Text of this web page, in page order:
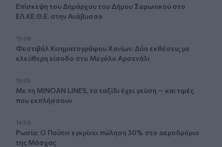
Επίσκεψη του Δημάρχου του Δήμου Σαρωνικού στο
ΕΛ.ΚΕ.Θ.Ε. στην Ανάβυσσο
15:08
Φεστιβάλ Κινηματογράφου Χανίων: Δύο εκθέσεις με
ελεύθερη είσοδο στο Μεγάλο Αρσενάλι
15:05
Με τη MINOAN LINES, το ταξίδι έχει γεύση — και τιμές
που εκπλήσσουν
14:59
Ρωσία: Ο Πούτιν εγκρίνει πώληση 30% στο αεροδρόμιο
της Μόσχας